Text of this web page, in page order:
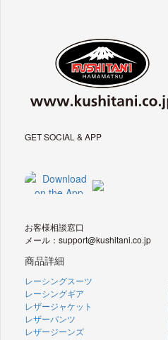
GET SOCIAL & APP
お客様相談窓口
メール：support@kushitani.co.jp
商品詳細
レーシングスーツ
レーシングギア
レザージャケット
レザーパンツ
レザージーンズ